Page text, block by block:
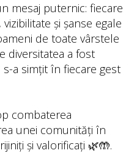
mesaj puternic: fiecare
și șanse egale
de toate vârstele
diversitatea a fost
a simțit în fiecare gest
combaterea
unei comunități în
și valorificați 🌿🤲.